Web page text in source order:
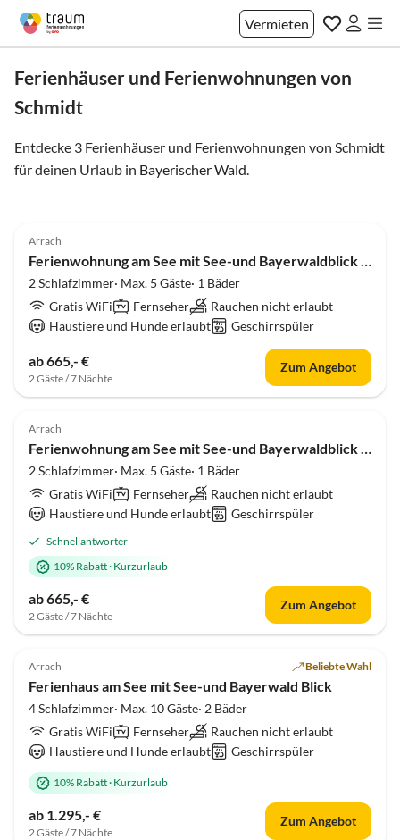
Vermieten
Ferienhäuser und Ferienwohnungen von
Schmidt
Entdecke 3 Ferienhäuser und Ferienwohnungen von Schmidt
für deinen Urlaub in Bayerischer Wald.
Arrach
Ferienwohnung am See mit See-und Bayerwaldblick OG
2 Schlafzimmer· Max. 5 Gäste· 1 Bäder
Gratis WiFi
Fernseher
Rauchen nicht erlaubt
Haustiere und Hunde erlaubt
Geschirrspüler
ab 665,- €
2 Gäste / 7 Nächte
Zum Angebot
Top-Inserat
4.8 (3)
Arrach
Ferienwohnung am See mit See-und Bayerwaldblick EG
2 Schlafzimmer· Max. 5 Gäste· 1 Bäder
Gratis WiFi
Fernseher
Rauchen nicht erlaubt
Haustiere und Hunde erlaubt
Geschirrspüler
Schnellantworter
10% Rabatt· Kurzurlaub
ab 665,- €
2 Gäste / 7 Nächte
Zum Angebot
Top-Inserat
5.0 (1)
Arrach Beliebte Wahl
Ferienhaus am See mit See-und Bayerwald Blick
4 Schlafzimmer· Max. 10 Gäste· 2 Bäder
Gratis WiFi
Fernseher
Rauchen nicht erlaubt
Haustiere und Hunde erlaubt
Geschirrspüler
10% Rabatt· Kurzurlaub
ab 1.295,- €
2 Gäste / 7 Nächte
Zum Angebot